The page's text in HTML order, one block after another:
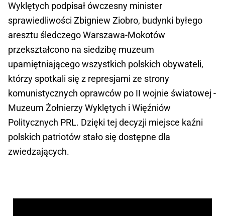
Wyklętych podpisał ówczesny minister
sprawiedliwości Zbigniew Ziobro, budynki byłego
aresztu śledczego Warszawa-Mokotów
przekształcono na siedzibę muzeum
upamiętniającego wszystkich polskich obywateli,
którzy spotkali się z represjami ze strony
komunistycznych oprawców po II wojnie światowej -
Muzeum Żołnierzy Wyklętych i Więźniów
Politycznych PRL. Dzięki tej decyzji miejsce kaźni
polskich patriotów stało się dostępne dla
zwiedzających.